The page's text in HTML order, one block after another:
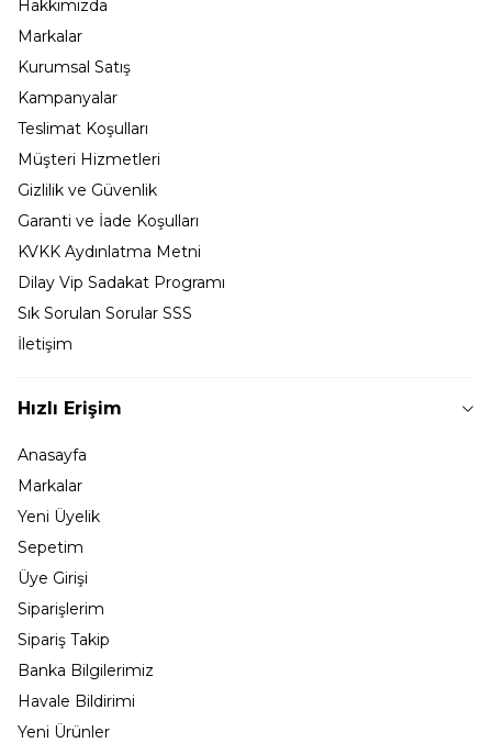
Hakkımızda
Markalar
Kurumsal Satış
Kampanyalar
Teslimat Koşulları
Müşteri Hizmetleri
Gizlilik ve Güvenlik
Garanti ve İade Koşulları
KVKK Aydınlatma Metni
Dilay Vip Sadakat Programı
Sık Sorulan Sorular SSS
İletişim
Hızlı Erişim
Anasayfa
Markalar
Yeni Üyelik
Sepetim
Üye Girişi
Siparişlerim
Sipariş Takip
Banka Bilgilerimiz
Havale Bildirimi
Yeni Ürünler